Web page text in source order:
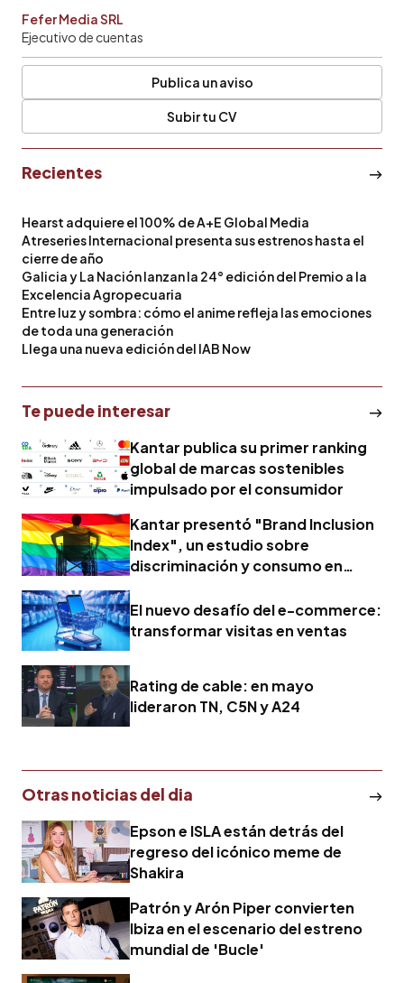
Fefer Media SRL
Ejecutivo de cuentas
Publica un aviso
Subir tu CV
Recientes
Hearst adquiere el 100% de A+E Global Media
Atreseries Internacional presenta sus estrenos hasta el
cierre de año
Galicia y La Nación lanzan la 24° edición del Premio a la
Excelencia Agropecuaria
Entre luz y sombra: cómo el anime refleja las emociones
de toda una generación
Llega una nueva edición del IAB Now
Te puede interesar
Kantar publica su primer ranking
global de marcas sostenibles
impulsado por el consumidor
Kantar presentó "Brand Inclusion
Index", un estudio sobre
discriminación y consumo en
El nuevo desafío del e-commerce:
transformar visitas en ventas
Rating de cable: en mayo
lideraron TN, C5N y A24
Otras noticias del dia
Epson e ISLA están detrás del
regreso del icónico meme de
Shakira
Patrón y Arón Piper convierten
Ibiza en el escenario del estreno
mundial de 'Bucle'